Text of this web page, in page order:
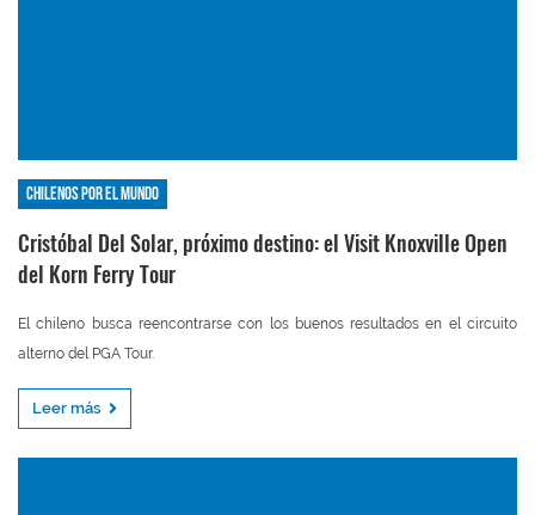
Chilenos por el mundo
Cristóbal Del Solar, próximo destino: el Visit Knoxville Open
del Korn Ferry Tour
El chileno busca reencontrarse con los buenos resultados en el circuito
alterno del PGA Tour.
Leer más